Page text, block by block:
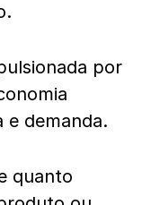
por
e demanda.
quanto